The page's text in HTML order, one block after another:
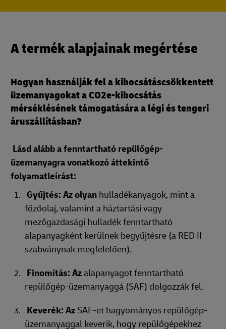
A termék alapjainak megértése
Hogyan használják fel a kibocsátáscsökkentett
üzemanyagokat a CO2e-kibocsátás
mérséklésének támogatására a légi és tengeri
áruszállításban?
Lásd alább a fenntartható repülőgép-
üzemanyagra vonatkozó áttekintő
folyamatleírást:
Gyűjtés: Az olyan hulladékanyagok, mint a
főzőolaj, valamint a háztartási vagy
mezőgazdasági hulladék fenntartható
alapanyagként kerülnek begyűjtésre (a RED II
szabványnak megfelelően).
Finomítás: Azalapanyagot fenntartható
repülőgép-üzemanyaggá (SAF) dolgozzák fel.
Keverék: Az SAF-et hagyományos repülőgép-
üzemanyaggal keverik, hogy repülőgépekhez